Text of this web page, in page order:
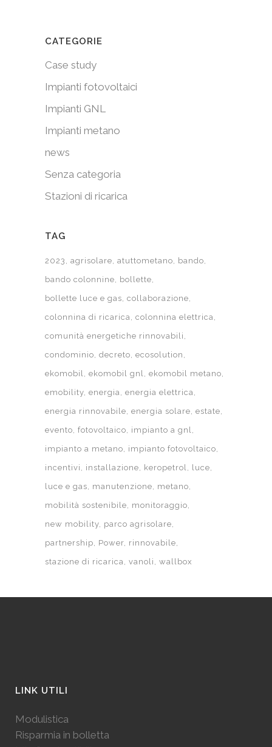
CATEGORIE
Case study
Impianti fotovoltaici
Impianti GNL
Impianti metano
news
Senza categoria
Stazioni di ricarica
TAG
2023 agrisolare atuttometano bando
bando colonnine bollette
bollette luce e gas collaborazione
colonnina di ricarica colonnina elettrica
comunità energetiche rinnovabili
condominio decreto ecosolution
ekomobil ekomobil gnl ekomobil metano
emobility energia energia elettrica
energia rinnovabile energia solare estate
evento fotovoltaico impianto a gnl
impianto a metano impianto fotovoltaico
incentivi installazione keropetrol luce
luce e gas manutenzione metano
mobilità sostenibile monitoraggio
new mobility parco agrisolare
partnership Power rinnovabile
stazione di ricarica vanoli wallbox
LINK UTILI
Modulistica
Risparmia in bolletta